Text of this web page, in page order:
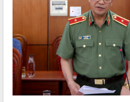
Trailer Lễ hội Sầu riêng Đắk Lắk năm
Khám bệnh, cấp phát thuốc miễn phí
và tặng quà người dân xã Cư Pui
Hội nghị UBND tỉnh Đắk Lắk thường kỳ
tháng 7/2026
Lễ truy tặng danh hiệu “Bà Mẹ Việt
Nam Anh hùng” và trao Huân chương
Lao động
ALBUM ẢNH